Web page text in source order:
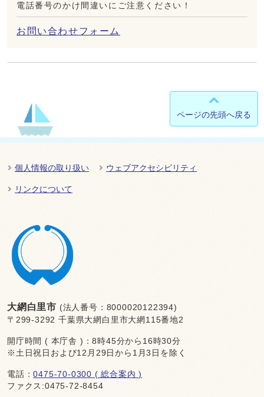
電話番号のかけ間違いにご注意ください！
お問い合わせフォーム
ページの先頭へ戻る
個人情報の取り扱い ウェブアクセシビリティ
リンクについて
大網白里市 (法人番号：8000020122394)
〒299-3292 千葉県大網白里市大網115番地2
開庁時間 ( 本庁舎 )：8時45分から16時30分
※土日祝日および12月29日から1月3日を除く
電話：0475-70-0300 ( 総合案内 )
ファクス:0475-72-8454